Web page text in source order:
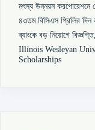
মৎস্য উন্নয়ন করপোরেশনে
৪৩তম বিসিএস প্রিলির দিন
ব্যাংকে বড় নিয়োগে
Illinois Wesleyan
Scholarships